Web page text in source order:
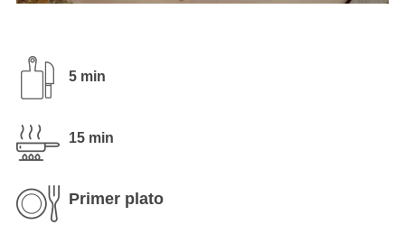
5 min
15 min
Primer plato